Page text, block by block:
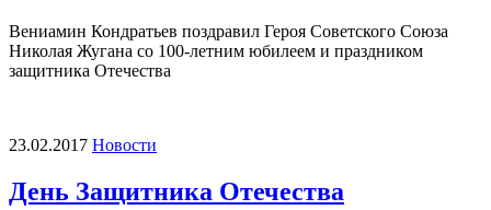
Вениамин Кондратьев поздравил Героя Советского Союза
Николая Жугана со 100-летним юбилеем и праздником
защитника Отечества
23.02.2017 Новости
День Защитника Отечества